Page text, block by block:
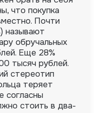
что покупка
Почти
называют
обручальных
Еще 28%
тысяч рублей.
стереотип
теряет
согласны
стоить в два-